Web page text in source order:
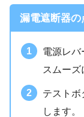
漏電遮断器の
電源レ
スムーズ
テストボ
します。